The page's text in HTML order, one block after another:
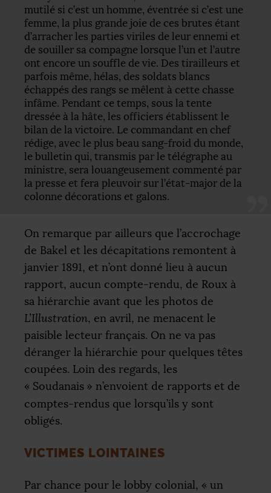
mutilé si c’est un homme, éventrée si c’est une
femme, la plus grande joie de ces brutes étant
d’arracher les parties viriles de leur ennemi et
de souiller sa compagne lorsque l’un et l’autre
ont encore un souffle de vie. Des tirailleurs et
parfois même, hélas, des soldats blancs
échappés des rangs se mêlent à cette chasse
infâme. Pendant ce temps, sous la tente
dressée à la hâte, les officiers établissent le
bilan de la victoire. Le commandant en chef
rédige, avec le plus beau sang-froid du monde,
le bulletin qui, transmis par le télégraphe au
ministre, sera louangeusement commenté par
la presse et fera pleuvoir sur l’état-major de la
colonne décorations et galons.
On remarque par ailleurs que l’accrochage
de Bakel et les décapitations remontent à
janvier 1891, et n’ont donné lieu à aucun
rapport, aucun compte-rendu, de Roux à
sa hiérarchie avant que les photos de
L’Illustration, en avril, ne menacent le
paisible lecteur français. On ne va pas
déranger la hiérarchie pour quelques têtes
coupées. Loin des regards, les
« Soudanais » n’envoient de rapports et de
comptes-rendus que lorsqu’ils y sont
obligés.
VICTIMES LOINTAINES
Par chance pour le lobby colonial, « un